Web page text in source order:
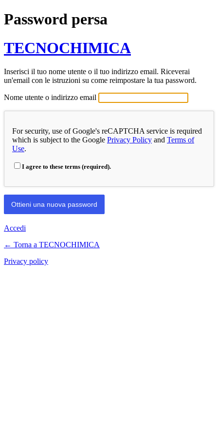
Password persa
TECNOCHIMICA
Inserisci il tuo nome utente o il tuo indirizzo email. Riceverai
un'email con le istruzioni su come reimpostare la tua password.
Nome utente o indirizzo email
For security, use of Google's reCAPTCHA service is required
which is subject to the Google Privacy Policy and Terms of
Use.
I agree to these terms (required).
Accedi
← Torna a TECNOCHIMICA
Privacy policy